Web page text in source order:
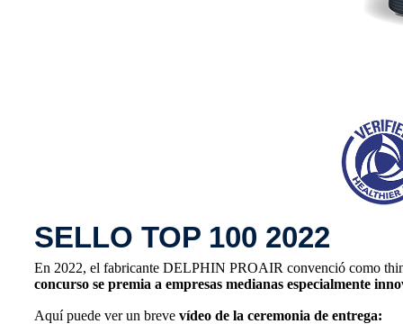
SELLO TOP 100 2022
En 2022, el fabricante DELPHIN PROAIR convenció como
concurso se premia a empresas medianas especialmente
Aquí puede ver un breve vídeo de la ceremonia de entrega: